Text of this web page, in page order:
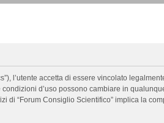
l’utente accetta di essere vincolato
d’uso possono cambiare in
di “Forum Consiglio Scientifico” implica la